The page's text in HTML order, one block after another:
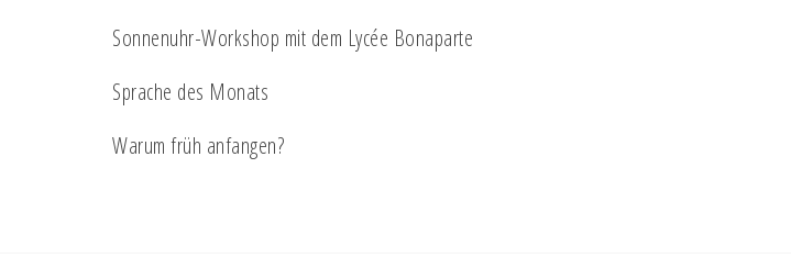
Sonnenuhr-Workshop mit dem Lycée Bonaparte
Sprache des Monats
Warum früh anfangen?